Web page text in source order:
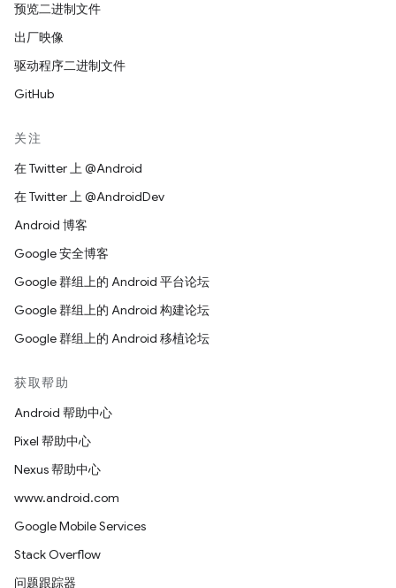
预览二进制文件
出厂映像
驱动程序二进制文件
GitHub
关注
在 Twitter 上 @Android
在 Twitter 上 @AndroidDev
Android 博客
Google 安全博客
Google 群组上的 Android 平台论坛
Google 群组上的 Android 构建论坛
Google 群组上的 Android 移植论坛
获取帮助
Android 帮助中心
Pixel 帮助中心
Nexus 帮助中心
www.android.com
Google Mobile Services
Stack Overflow
问题跟踪器